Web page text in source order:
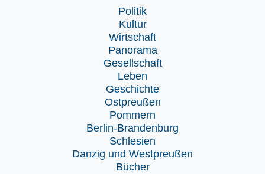
Politik
Kultur
Wirtschaft
Panorama
Gesellschaft
Leben
Geschichte
Ostpreußen
Pommern
Berlin-Brandenburg
Schlesien
Danzig und Westpreußen
Bücher